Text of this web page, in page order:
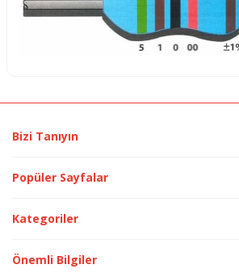
Bizi Tanıyın
Popüler Sayfalar
Kategoriler
Önemli Bilgiler